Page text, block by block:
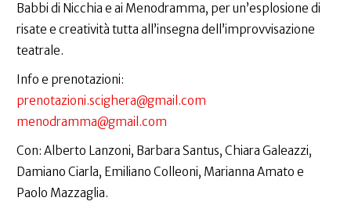
Babbi di Nicchia e ai Menodramma, per un’esplosione di
risate e creatività tutta all’insegna dell’improvvisazione
teatrale.
Info e prenotazioni:
prenotazioni.scighera@gmail.com
menodramma@gmail.com
Con: Alberto Lanzoni, Barbara Santus, Chiara Galeazzi,
Damiano Ciarla, Emiliano Colleoni, Marianna Amato e
Paolo Mazzaglia.